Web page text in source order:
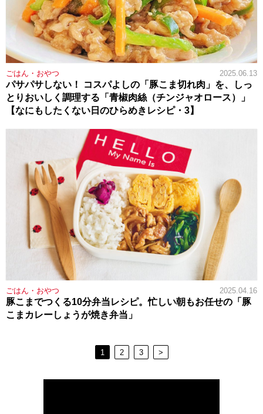
ごはん・おやつ 2025.06.13
パサパサしない！ コスパよしの「豚こま切れ肉」を、しっ
とりおいしく調理する「青椒肉絲（チンジャオロース）」
【なにもしたくない日のひらめきレシピ・3】
ごはん・おやつ 2025.04.16
豚こまでつくる10分弁当レシピ。忙しい朝もお任せの「豚
こまカレーしょうが焼き弁当」
1 2 3 >